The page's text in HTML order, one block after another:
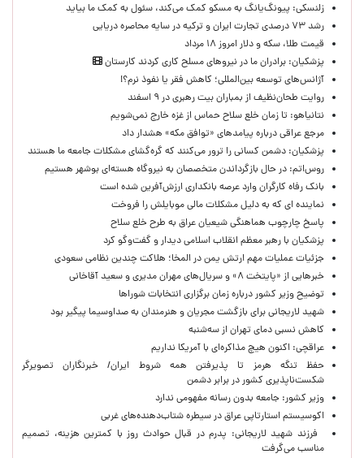
زلنسکی: پیونگ‌یانگ به مسکو کمک می‌کند، سئول به کمک ما بیاید
رشد ۷۳ درصدی تجارت ایران و ترکیه در سایه محاصره دریایی
قیمت طلا، سکه و دلار امروز ۱۸ مرداد
پزشکیان: برادران ما در نیروهای مسلح کاری کردند کارستان
آژانس‌های توسعه بین‌المللی؛ کاهش فقر یا نفوذ نرم؟!
روایت طحان‌نظیف از بمباران بیت رهبری در ۹ اسفند
نتانیاهو: تا زمان خلع سلاح حماس از غزه خارج نمی‌شویم
مرجع عراقی درباره پیامدهای «توافق مکه» هشدار داد
پزشکیان: دشمن کسانی را ترور می‌کنند که گره‌گشای مشکلات جامعه ما هستند
روس‌اتم: در حال بازگرداندن متخصصان به نیروگاه هسته‌ای بوشهر هستیم
بانک رفاه کارگران وارد عرصه بانکداری ارزش‌آفرین شده است
نماینده ای که به دلیل مشکلات مالی موبایلش را فروخت
پاسخ چارچوب هماهنگی شیعیان عراق به طرح خلع سلاح
پزشکیان با رهبر معظم انقلاب اسلامی دیدار و گفت‌وگو کرد
جزئیات عملیات مهم ارتش یمن در المخا؛ هلاکت چندین نظامی سعودی
خبرهایی از «پایتخت ۸» و سریال‌های مهران مدیری و سعید آقاخانی
توضیح وزیر کشور درباره زمان برگزاری انتخابات شوراها
شهید لاریجانی برای بازگشت مجریان و هنرمندان به صداوسیما پیگیر بود
کاهش نسبی دمای تهران از سه‌شنبه
عراقچی: اکنون هیچ مذاکره‌ای با آمریکا نداریم
حفظ تنگه هرمز تا پذیرفتن همه شروط ایران/ خبرنگاران تصویرگر
شکست‌ناپذیری کشور در برابر دشمن
وزیر کشور: جامعه بدون رسانه مفهومی ندارد
اکوسیستم استارتاپی عراق در سیطره شتاب‌دهنده‌‌های غربی
فرزند شهید لاریجانی: پدرم در قبال حوادث روز با کمترین هزینه، تصمیم
مناسب می‌گرفت